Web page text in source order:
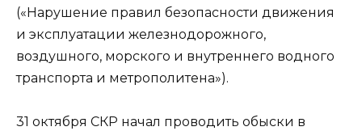
(«Нарушение правил безопасности движения
и эксплуатации железнодорожного,
воздушного, морского и внутреннего водного
транспорта и метрополитена»).
31 октября СКР начал проводить обыски в